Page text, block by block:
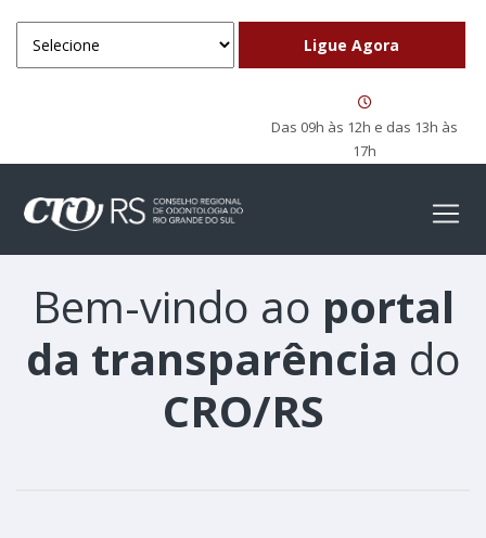
Das 09h às 12h e das 13h às
17h
Bem-vindo ao portal
da transparência do
CRO/RS